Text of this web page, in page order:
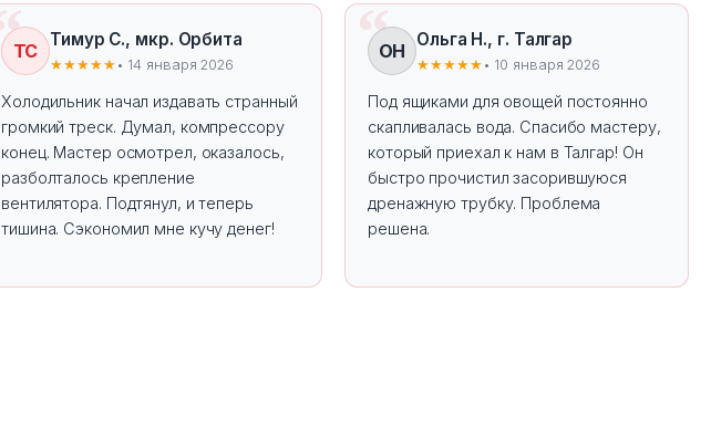
ТС
Тимур С., мкр. Орбита
★★★★★ • 14 января 2026
Холодильник начал издавать странный
громкий треск. Думал, компрессору
конец. Мастер осмотрел, оказалось,
разболталось крепление
вентилятора. Подтянул, и теперь
тишина. Сэкономил мне кучу денег!
ОН
Ольга Н., г. Талгар
★★★★★ • 10 января 2026
Под ящиками для овощей постоянно
скапливалась вода. Спасибо мастеру,
который приехал к нам в Талгар! Он
быстро прочистил засорившуюся
дренажную трубку. Проблема
решена.